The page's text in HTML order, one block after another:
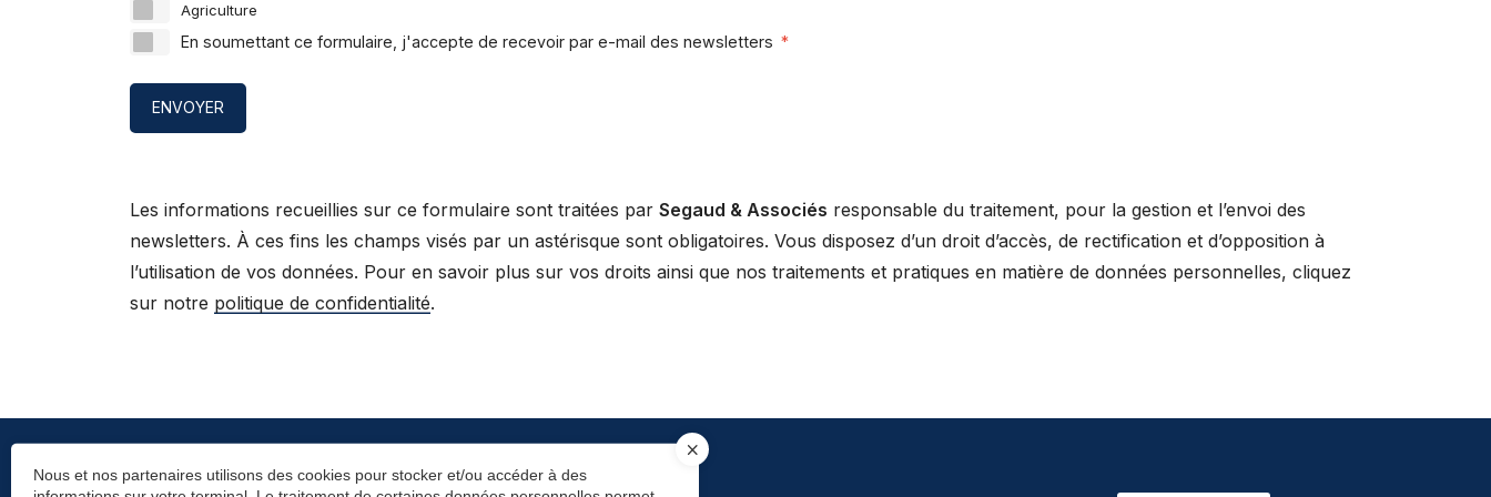
Agriculture
En soumettant ce formulaire, j'accepte de recevoir par e-mail des newsletters *
ENVOYER
Les informations recueillies sur ce formulaire sont traitées par Segaud & Associés responsable du traitement, pour la gestion et l’envoi des
newsletters. À ces fins les champs visés par un astérisque sont obligatoires. Vous disposez d’un droit d’accès, de rectification et d’opposition à
l’utilisation de vos données. Pour en savoir plus sur vos droits ainsi que nos traitements et pratiques en matière de données personnelles, cliquez
sur notre politique de confidentialité.
Nous et nos partenaires utilisons des cookies pour stocker et/ou accéder à des